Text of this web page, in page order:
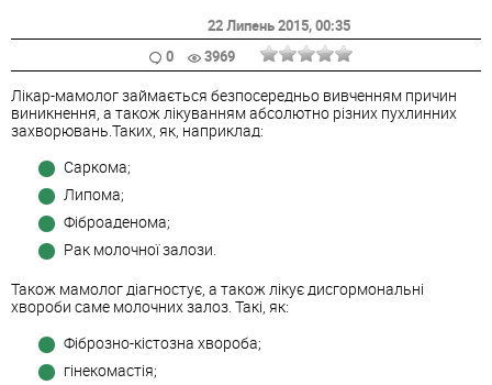
22 Липень 2015, 00:35
0
3969
Лікар-мамолог займається безпосередньо вивченням причин
виникнення, а також лікуванням абсолютно різних пухлинних
захворювань.Таких, як, наприклад:
Саркома;
Липома;
Фіброаденома;
Рак молочної залози.
Також мамолог діагностує, а також лікує дисгормональні
хвороби саме молочних залоз. Такі, як:
Фіброзно-кістозна хвороба;
гінекомастія;